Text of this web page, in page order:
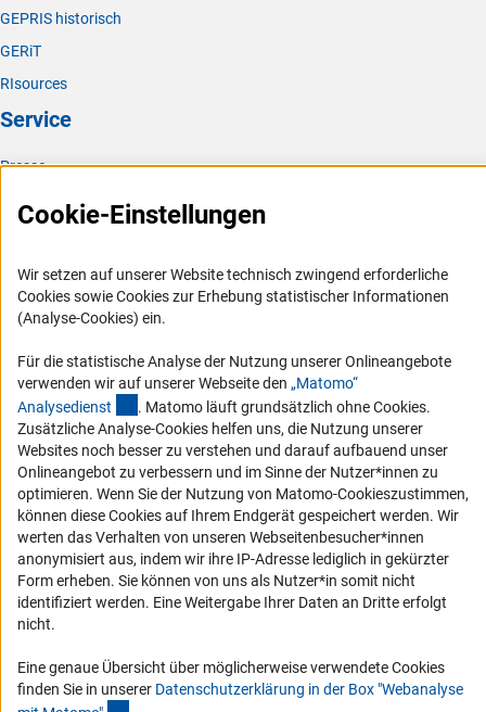
GEPRIS historisch
GERiT
RIsources
Service
Presse
RSS-Feeds
Compliance
Vergabeverfahren
Barrierefreiheit
Service und Informationen für Menschen mit Behinderungen
Erklärung zur Barrierefreiheit
Barriere melden
DFG-aktuell
Erhalten Sie Neuigkeiten aus der DFG direkt in Ihr Mailpostfach oder
schauen Sie sich die Ausgaben online an.
Zum Newsletter
Cookie-Einstellungen
Wir setzen auf unserer Website technisch zwingend erforderliche
Cookies sowie Cookies zur Erhebung statistischer Informationen
(Analyse-Cookies) ein.
Für die statistische Analyse der Nutzung unserer Onlineangebote
verwenden wir auf unserer Webseite den „Matomo“
Analysedienst (externer Link)
. Matomo läuft grundsätzlich ohne Cookies.
Zusätzliche Analyse-Cookies helfen uns, die Nutzung unserer
Websites noch besser zu verstehen und darauf aufbauend unser
Onlineangebot zu verbessern und im Sinne der Nutzer*innen zu
optimieren. Wenn Sie der Nutzung von Matomo-Cookieszustimmen,
können diese Cookies auf Ihrem Endgerät gespeichert werden. Wir
werten das Verhalten von unseren Webseitenbesucher*innen
anonymisiert aus, indem wir ihre IP-Adresse lediglich in gekürzter
Form erheben. Sie können von uns als Nutzer*in somit nicht
identifiziert werden. Eine Weitergabe Ihrer Daten an Dritte erfolgt
nicht.
Eine genaue Übersicht über möglicherweise verwendete Cookies
finden Sie in unserer Datenschutzerklärung in der Box "Webanalyse